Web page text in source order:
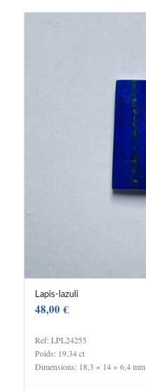
Lapis-lazuli
48,00€
Ref: LPL24255
Poids: 19.34 ct
Dimensions: 18,3 × 14 × 6,4 mm